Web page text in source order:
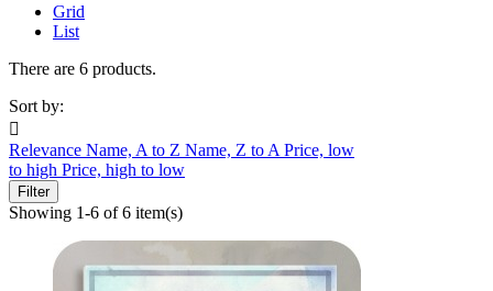
Grid
List
There are 6 products.
Sort by:

Relevance Name, A to Z Name, Z to A Price, low
to high Price, high to low
Filter
Showing 1-6 of 6 item(s)